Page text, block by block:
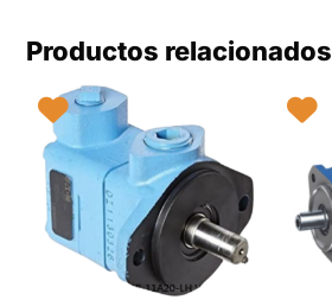
Productos relacionados